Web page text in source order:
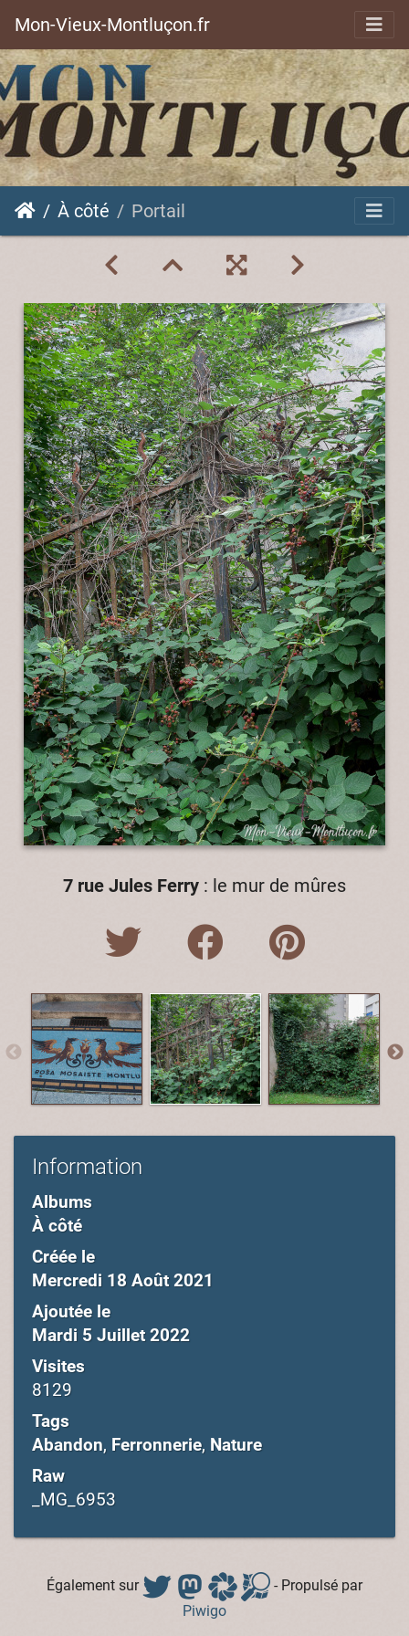
Mon-Vieux-Montluçon.fr
À côté Portail
7 rue Jules Ferry : le mur de mûres
Information
Albums
À côté
Créée le
Mercredi 18 Août 2021
Ajoutée le
Mardi 5 Juillet 2022
Visites
8129
Tags
Abandon, Ferronnerie, Nature
Raw
_MG_6953
Également sur
- Propulsé par
Piwigo